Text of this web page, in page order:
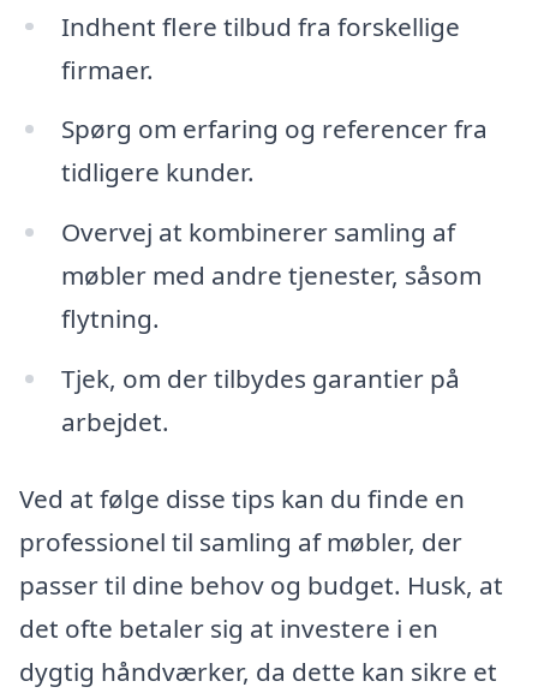
Indhent flere tilbud fra forskellige
firmaer.
Spørg om erfaring og referencer fra
tidligere kunder.
Overvej at kombinerer samling af
møbler med andre tjenester, såsom
flytning.
Tjek, om der tilbydes garantier på
arbejdet.
Ved at følge disse tips kan du finde en
professionel til samling af møbler, der
passer til dine behov og budget. Husk, at
det ofte betaler sig at investere i en
dygtig håndværker, da dette kan sikre et